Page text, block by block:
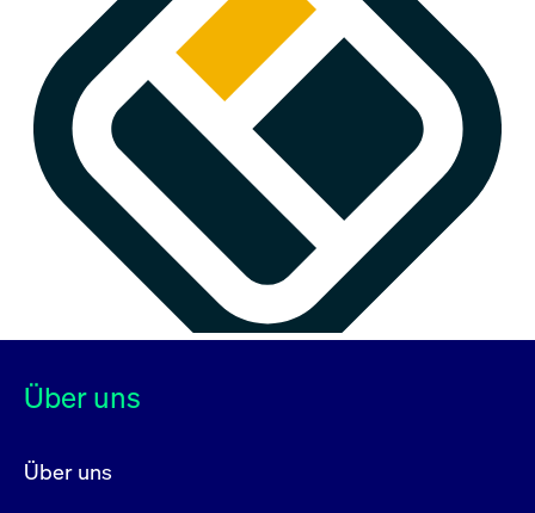
Über uns
Über uns